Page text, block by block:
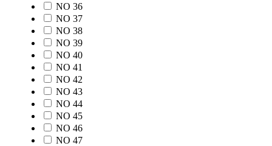
NO 36
NO 37
NO 38
NO 39
NO 40
NO 41
NO 42
NO 43
NO 44
NO 45
NO 46
NO 47